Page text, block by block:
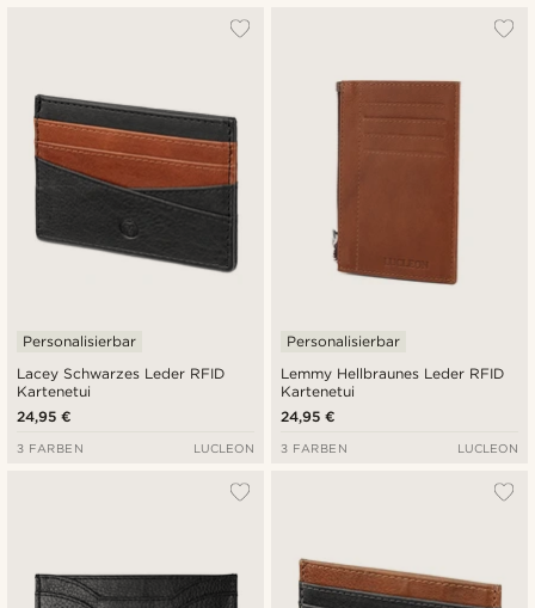
Lacey Schwarzes Leder RFID
Kartenetui
Personalisierbar
24,95 €
3 FARBEN LUCLEON
Lemmy Hellbraunes Leder RFID
Kartenetui
Personalisierbar
24,95 €
3 FARBEN LUCLEON